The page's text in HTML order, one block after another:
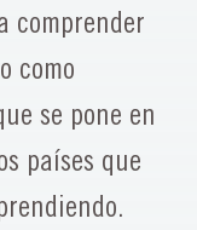
comprender
como
se pone en
países que